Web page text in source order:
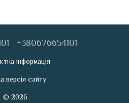
+380676654101
інформація
версія сайту
© 2026